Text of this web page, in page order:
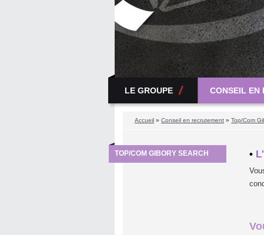
LE GROUPE CONSEIL EN
Accueil » Conseil en recrutement » Top/Com
TOP/COM GIBORY SEARCH •